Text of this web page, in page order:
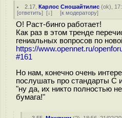
2.17 ,Карлос Сношайтилис (ok),
[ответить] [↓] [к модератору]
О! Раст-бинго работает!
Как раз в этом тренде
гениальных вопросов по
https://www.opennet.ru/
#161
Но нам, конечно очень
послушать про стандарты С
"ну да, их никто полностью
бумага!"